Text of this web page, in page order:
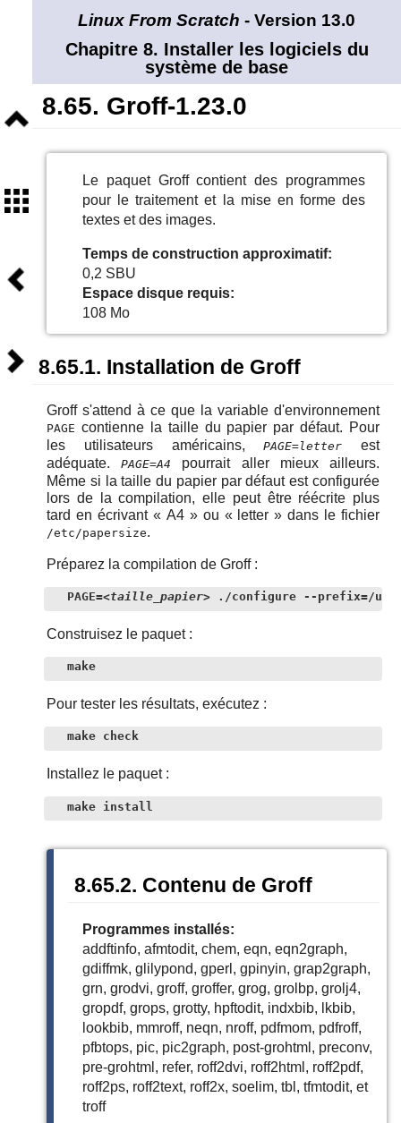
Linux From Scratch - Version 13.0
Chapitre 8. Installer les logiciels du
système de base
8.65. Groff-1.23.0
Le paquet Groff contient des programmes
pour le traitement et la mise en forme des
textes et des images.
Temps de construction approximatif:
0,2 SBU
Espace disque requis:
108 Mo
8.65.1. Installation de Groff
Groff s'attend à ce que la variable d'environnement
PAGE contienne la taille du papier par défaut. Pour
les utilisateurs américains,PAGE=letter est
adéquate.PAGE=A4
pourrait aller mieux ailleurs.
Même si la taille du papier par défaut est configurée
lors de la compilation, elle peut être réécrite plus
tard en écrivant « A4»ou « letter » dans le fichier
/etc/papersize.
Préparez la compilation de Groff :
PAGE=<taille_papier> ./configure --prefix=/usr
Construisez le paquet :
make
Pour tester les résultats, exécutez :
make check
Installez le paquet :
make install
8.65.2. Contenu de Groff
Programmes installés:
addftinfo, afmtodit, chem, eqn, eqn2graph,
gdiffmk, glilypond, gperl, gpinyin, grap2graph,
grn, grodvi, groff, groffer, grog, grolbp, grolj4,
gropdf, grops, grotty, hpftodit, indxbib, lkbib,
lookbib, mmroff, neqn, nroff, pdfmom, pdfroff,
pfbtops, pic, pic2graph, post-grohtml, preconv,
pre-grohtml, refer, roff2dvi, roff2html, roff2pdf,
roff2ps, roff2text, roff2x, soelim, tbl, tfmtodit, et
troff
Précédent
Niveau
Sommaire